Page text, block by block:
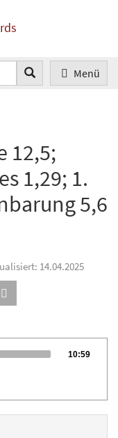
Menü
12,5;
1,29; 1.
5,6
14.04.2025
Total
10:59